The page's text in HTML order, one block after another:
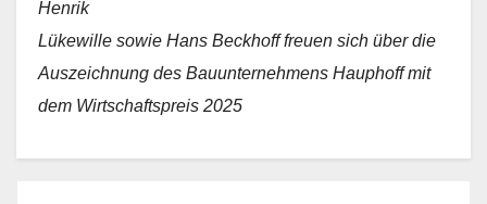
Henrik
Lükewille sowie Hans Beckhoff freuen sich über die
Auszeichnung des Bauunternehmens Hauphoff mit
dem Wirtschaftspreis 2025